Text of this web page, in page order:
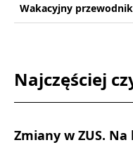
Wakacyjny
Najczęściej
Zmiany w ZUS.